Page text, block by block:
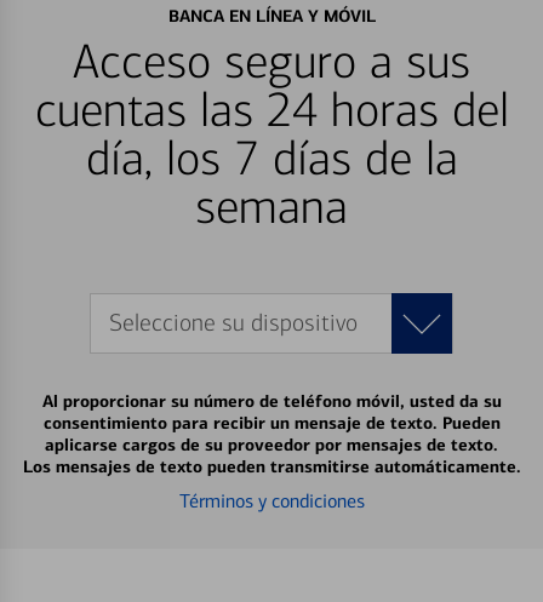
BANCA EN LÍNEA Y MÓVIL
Acceso seguro a sus
cuentas las 24 horas del
día, los 7 días de la
semana
Seleccione su dispositivo
Al proporcionar su número de teléfono móvil, usted da su
consentimiento para recibir un mensaje de texto. Pueden
aplicarse cargos de su proveedor por mensajes de texto.
Los mensajes de texto pueden transmitirse automáticamente.
Términos y condiciones